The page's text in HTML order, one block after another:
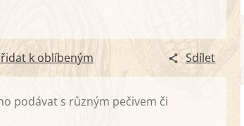
k oblíbeným Sdílet
podávat s různým pečivem či